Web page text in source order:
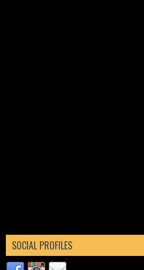
SOCIAL PROFILES